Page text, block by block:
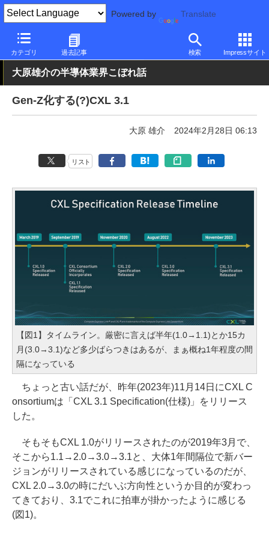
Powered by Translate
カテゴリ 過去記事 検索 Impressサイト
PC Watch 市場 技術
大原雄介の半導体業界こぼれ話
Gen-Z化する(?)CXL 3.1
大原 雄介 2024年2月28日 06:13
リスト
【図1】タイムライン。厳密に言えば半年(1.0→1.1)とか15カ
月(3.0→3.1)など多少ばらつきはあるが、まぁ概ね1年程度の間
隔になっている
ちょっと古い話だが、昨年(2023年)11月14日にCXL C
onsortiumは「CXL 3.1 Specification(仕様)」をリリース
した。
そもそもCXL 1.0がリリースされたのが2019年3月で、
そこから1.1→2.0→3.0→3.1と、大体1年間隔位で新バー
ジョンがリリースされている感じになっているのだが、
CXL 2.0→3.0の時にだいぶ方向性というか目的が変わっ
てきており、3.1でこれに拍車が掛かったように感じる
(図1)。